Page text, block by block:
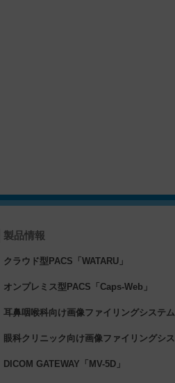
製品情報
クラウド型PACS「WATARU」
オンプレミス型PACS「Caps-Web」
耳鼻咽喉科向け画像ファイリングシステム
眼科クリニック向け画像ファイリングシ
DICOM GATEWAY「MV-5D」